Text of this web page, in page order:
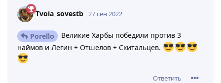
Tvoia_sovestb 27 сен 2022
Porello
Великие Харбы победили против 3
наймов и Легин + Отшелов + Скитальцев.
Ответить